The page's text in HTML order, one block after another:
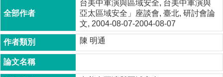
簡
本
所
成
台美中軍演與區域安全, 台美中軍演與
亞太區域安全」座談會, 臺北, 研討會論
文, 2004-08-07-2004-08-07
陳 明通